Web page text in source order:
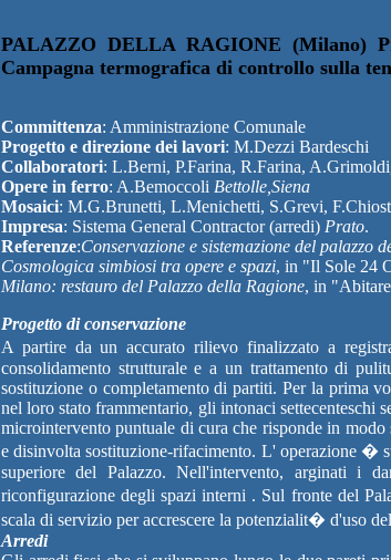
PALAZZO DELLA RAGIONE (Milano)
Campagna termografica di controllo sulla
Committenza: Amministrazione Comunale
Progetto e direzione dei lavori: M.Dezzi Bardeschi
Collaboratori: L.Berni, P.Farina, R.Farina,
Opere in ferro: A.Bemoccoli Bettolle,Siena
Mosaici: M.G.Brunetti, L.Menichetti, S.Grevi,
Impresa: Sistema General Contractor (arredi) Prato.
Referenze:Conservazione e sistemazione del palazzo
Cosmologica simbiosi tra opere e spazi, in "Il Sole 24
Milano: restauro del Palazzo della Ragione, in
Progetto di conservazione
A partire da un accurato rilievo finalizzato a
consolidamento strutturale e a un trattamento di
sostituzione o completamento di partiti. Per la prima
nel loro stato frammentario, gli intonaci settecenteschi
microintervento puntuale di cura che risponde in
e disinvolta sostituzione-rifacimento. L' operazione �
superiore del Palazzo. Nell'intervento, arginati i
riconfigurazione degli spazi interni . Sul fronte del
scala di servizio per accrescere la potenzialit� d'uso
Arredi